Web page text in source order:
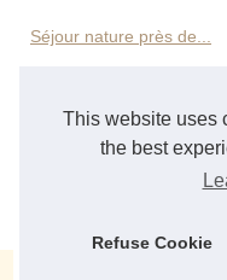
This website uses
the best
Refuse Cookie
Séjour nature près de...